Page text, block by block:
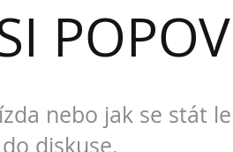
nebo jak se stát
do diskuse.